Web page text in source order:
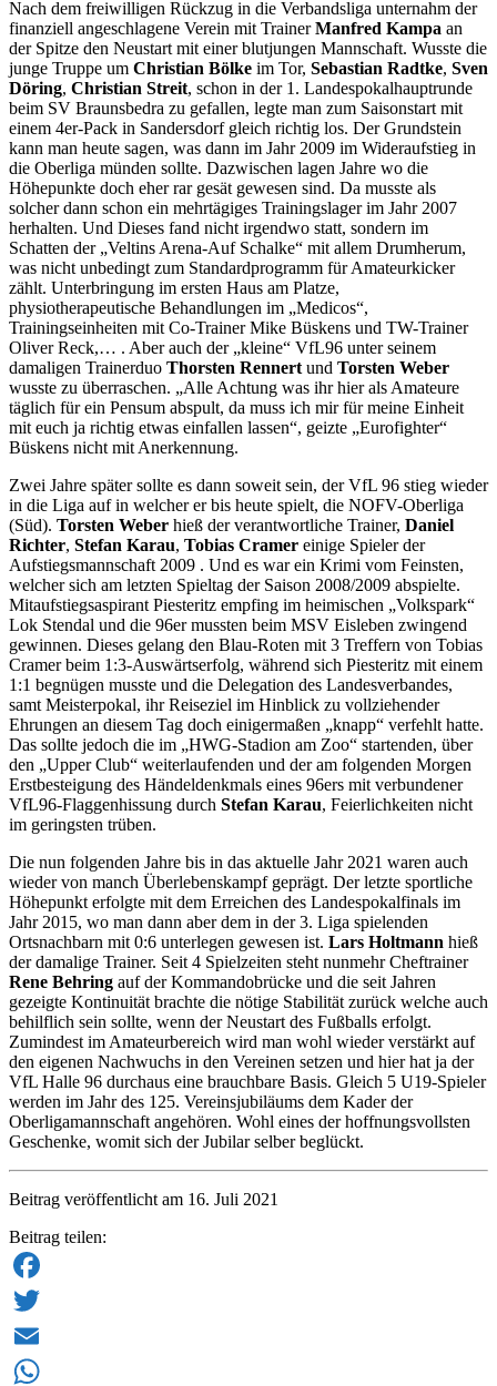
Nach dem freiwilligen Rückzug in die Verbandsliga unternahm der
finanziell angeschlagene Verein mit TrainerManfred Kampa an
der Spitze den Neustart mit einer blutjungen Mannschaft. Wusste die
junge Truppe um Christian Bölke im Tor, Sebastian Radtke, Sven
Döring, Christian Streit, schon in der 1. Landespokalhauptrunde
beim SV Braunsbedra zu gefallen, legte man zum Saisonstart mit
einem 4er-Pack in Sandersdorf gleich richtig los. Der Grundstein
kann man heute sagen, was dann im Jahr 2009 im Wideraufstieg in
die Oberliga münden sollte. Dazwischen lagen Jahre wo die
Höhepunkte doch eher rar gesät gewesen sind. Da musste als
solcher dann schon ein mehrtägiges Trainingslager im Jahr 2007
herhalten. Und Dieses fand nicht irgendwo statt, sondern im
Schatten der „Veltins Arena-Auf Schalke“ mit allem Drumherum,
was nicht unbedingt zum Standardprogramm für Amateurkicker
zählt. Unterbringung im ersten Haus am Platze,
physiotherapeutische Behandlungen im „Medicos“,
Trainingseinheiten mit Co-Trainer Mike Büskens und TW-Trainer
Oliver Reck,… . Aber auch der „kleine“ VfL96 unter seinem
damaligen Trainerduo Thorsten Rennert und Torsten Weber
wusste zu überraschen. „Alle Achtung was ihr hier als Amateure
täglich für ein Pensum abspult, da muss ich mir für meine Einheit
mit euch ja richtig etwas einfallen lassen“, geizte „Eurofighter“
Büskens nicht mit Anerkennung.
Zwei Jahre später sollte es dann soweit sein, der VfL 96 stieg wieder
in die Liga auf in welcher er bis heute spielt, die NOFV-Oberliga
(Süd). Torsten Weber hieß der verantwortliche Trainer, Daniel
Richter, Stefan Karau, Tobias Cramer einige Spieler der
Aufstiegsmannschaft 2009 . Und es war ein Krimi vom Feinsten,
welcher sich am letzten Spieltag der Saison 2008/2009 abspielte.
Mitaufstiegsaspirant Piesteritz empfing im heimischen „Volkspark“
Lok Stendal und die 96er mussten beim MSV Eisleben zwingend
gewinnen. Dieses gelang den Blau-Roten mit 3 Treffern von Tobias
Cramer beim 1:3-Auswärtserfolg, während sich Piesteritz mit einem
1:1 begnügen musste und die Delegation des Landesverbandes,
samt Meisterpokal, ihr Reiseziel im Hinblick zu vollziehender
Ehrungen an diesem Tag doch einigermaßen „knapp“ verfehlt hatte.
Das sollte jedoch die im „HWG-Stadion am Zoo“ startenden, über
den „Upper Club“ weiterlaufenden und der am folgenden Morgen
Erstbesteigung des Händeldenkmals eines 96ers mit verbundener
VfL96-Flaggenhissung durch Stefan Karau, Feierlichkeiten nicht
im geringsten trüben.
Die nun folgenden Jahre bis in das aktuelle Jahr 2021 waren auch
wieder von manch Überlebenskampf geprägt. Der letzte sportliche
Höhepunkt erfolgte mit dem Erreichen des Landespokalfinals im
Jahr 2015, wo man dann aber dem in der 3. Liga spielenden
Ortsnachbarn mit 0:6 unterlegen gewesen ist. Lars Holtmann hieß
der damalige Trainer. Seit 4 Spielzeiten steht nunmehr Cheftrainer
Rene Behring auf der Kommandobrücke und die seit Jahren
gezeigte Kontinuität brachte die nötige Stabilität zurück welche auch
behilflich sein sollte, wenn der Neustart des Fußballs erfolgt.
Zumindest im Amateurbereich wird man wohl wieder verstärkt auf
den eigenen Nachwuchs in den Vereinen setzen und hier hat ja der
VfL Halle 96 durchaus eine brauchbare Basis. Gleich 5 U19-Spieler
werden im Jahr des 125. Vereinsjubiläums dem Kader der
Oberligamannschaft angehören. Wohl eines der hoffnungsvollsten
Geschenke, womit sich der Jubilar selber beglückt.
Beitrag veröffentlicht am 16. Juli 2021
Beitrag teilen:
Facebook
Twitter
Email